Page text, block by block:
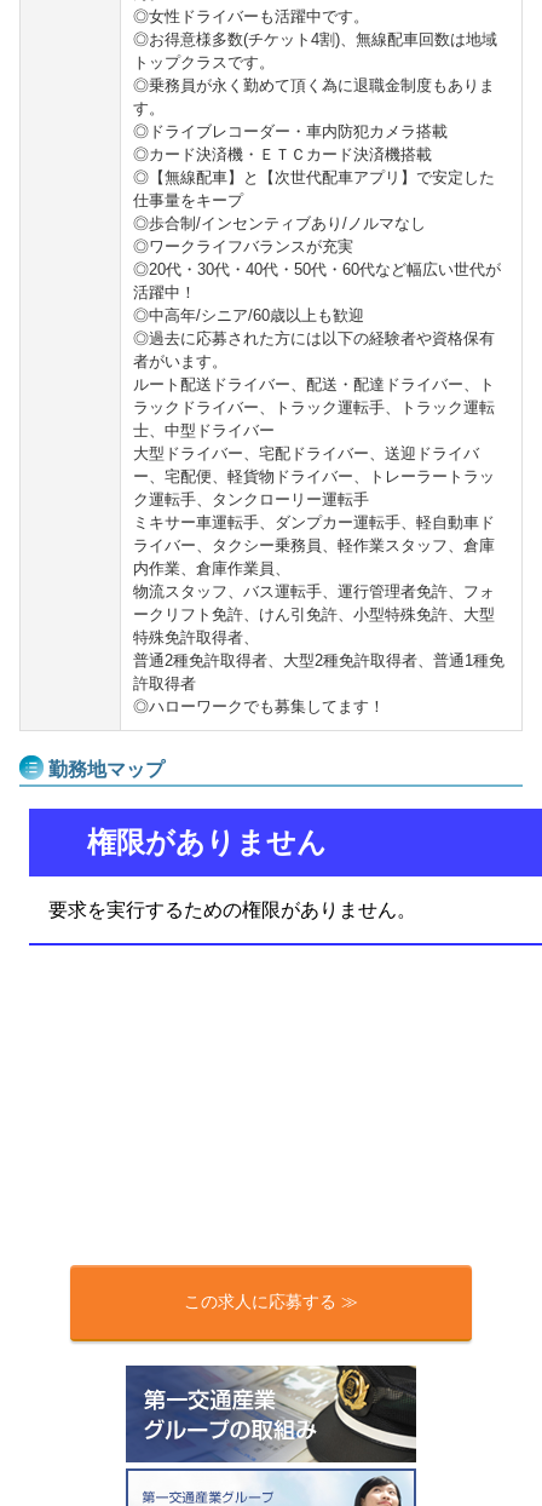
◎女性ドライバーも活躍中です。
◎お得意様多数(チケット4割)、無線配車回数は地域
トップクラスです。
◎乗務員が永く勤めて頂く為に退職金制度もありま
す。
◎ドライブレコーダー・車内防犯カメラ搭載
◎カード決済機・ＥＴＣカード決済機搭載
◎【無線配車】と【次世代配車アプリ】で安定した
仕事量をキープ
◎歩合制/インセンティブあり/ノルマなし
◎ワークライフバランスが充実
◎20代・30代・40代・50代・60代など幅広い世代が
活躍中！
◎中高年/シニア/60歳以上も歓迎
◎過去に応募された方には以下の経験者や資格保有
者がいます。
ルート配送ドライバー、配送・配達ドライバー、ト
ラックドライバー、トラック運転手、トラック運転
士、中型ドライバー
大型ドライバー、宅配ドライバー、送迎ドライバ
ー、宅配便、軽貨物ドライバー、トレーラートラッ
ク運転手、タンクローリー運転手
ミキサー車運転手、ダンプカー運転手、軽自動車ド
ライバー、タクシー乗務員、軽作業スタッフ、倉庫
内作業、倉庫作業員、
物流スタッフ、バス運転手、運行管理者免許、フォ
ークリフト免許、けん引免許、小型特殊免許、大型
特殊免許取得者、
普通2種免許取得者、大型2種免許取得者、普通1種免
許取得者
◎ハローワークでも募集してます！
勤務地マップ
この求人に応募する ≫